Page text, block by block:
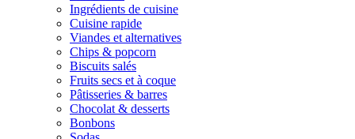
Ingrédients de cuisine
Cuisine rapide
Viandes et alternatives
Chips & popcorn
Biscuits salés
Fruits secs et à coque
Pâtisseries & barres
Chocolat & desserts
Bonbons